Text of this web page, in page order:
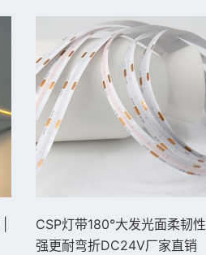
CSP灯带180°大发光面柔韧性
强更耐弯折DC24V厂家直销